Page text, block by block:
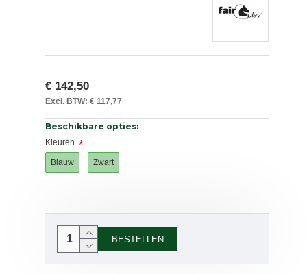
€ 142,50
Excl. BTW: € 117,77
Beschikbare opties:
Kleuren.
Blauw Zwart
BESTELLEN